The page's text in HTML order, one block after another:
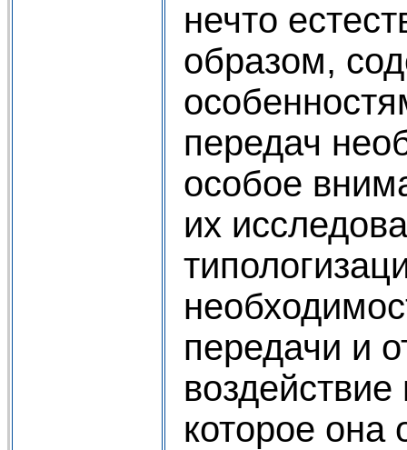
нечто
образом,
передач
особое
их
передачи и
которое она